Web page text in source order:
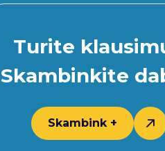
Turite
Skambinkite
Skambink +